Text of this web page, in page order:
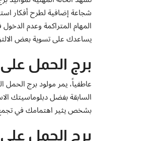
شجاعة إضافية لطرح أفكار
المهام المتراكمة وعدم
يساعدك على تسوية بعض
برج الحمل
عاطفياً، يمر مولود برج الحمل
السابقة بفضل دبلوماسيتك
بشخص يثير اهتمامك في تجمع
برج الحمل